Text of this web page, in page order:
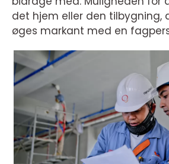
det hjem eller den tilbygning,
øges markant med en